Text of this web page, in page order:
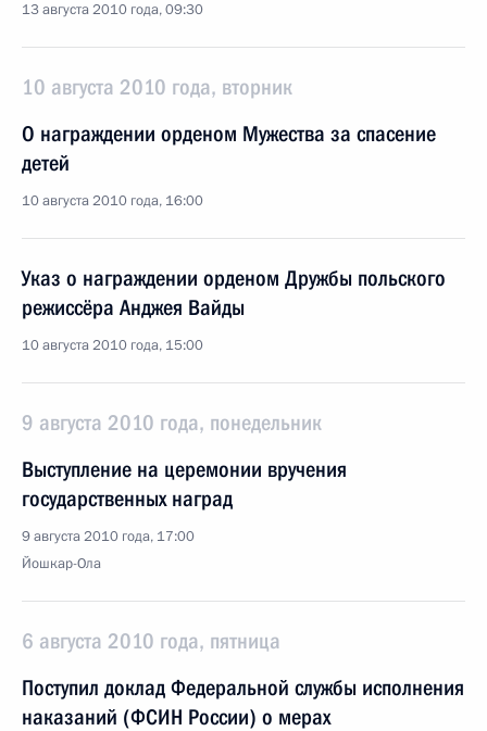
13 августа 2010 года, 09:30
10 августа 2010 года, вторник
О награждении орденом Мужества за спасение
детей
10 августа 2010 года, 16:00
Указ о награждении орденом Дружбы польского
режиссёра Анджея Вайды
10 августа 2010 года, 15:00
9 августа 2010 года, понедельник
Выступление на церемонии вручения
государственных наград
9 августа 2010 года, 17:00
Йошкар-Ола
6 августа 2010 года, пятница
Поступил доклад Федеральной службы исполнения
наказаний (ФСИН России) о мерах